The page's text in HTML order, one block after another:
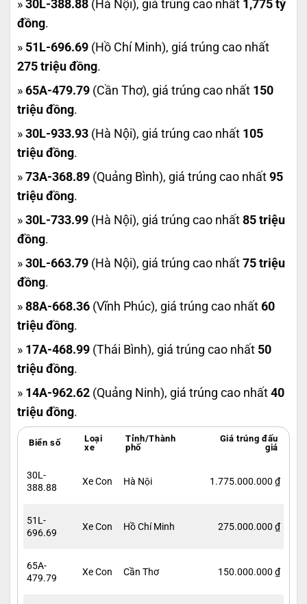
» 30L-388.88 (Hà Nội), giá trúng cao nhất 1,775 tỷ
đồng.
» 51L-696.69 (Hồ Chí Minh), giá trúng cao nhất
275 triệu đồng.
» 65A-479.79 (Cần Thơ), giá trúng cao nhất 150
triệu đồng.
» 30L-933.93 (Hà Nội), giá trúng cao nhất 105
triệu đồng.
» 73A-368.89 (Quảng Bình), giá trúng cao nhất 95
triệu đồng.
» 30L-733.99 (Hà Nội), giá trúng cao nhất 85 triệu
đồng.
» 30L-663.79 (Hà Nội), giá trúng cao nhất 75 triệu
đồng.
» 88A-668.36 (Vĩnh Phúc), giá trúng cao nhất 60
triệu đồng.
» 17A-468.99 (Thái Bình), giá trúng cao nhất 50
triệu đồng.
» 14A-962.62 (Quảng Ninh), giá trúng cao nhất 40
triệu đồng.
Biển số
Loại
xe
Tỉnh/Thành
phố
Giá trúng đấu
giá
30L-
388.88
Xe Con Hà Nội 1.775.000.000 ₫
51L-
696.69
Xe Con Hồ Chí Minh 275.000.000 ₫
65A-
479.79
Xe Con Cần Thơ 150.000.000 ₫